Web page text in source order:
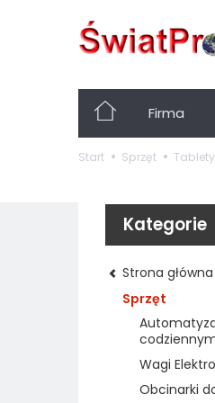
Firma
Start Sprzęt
Kategorie
Strona główna
Sprzęt
Wagi
Obcinarki